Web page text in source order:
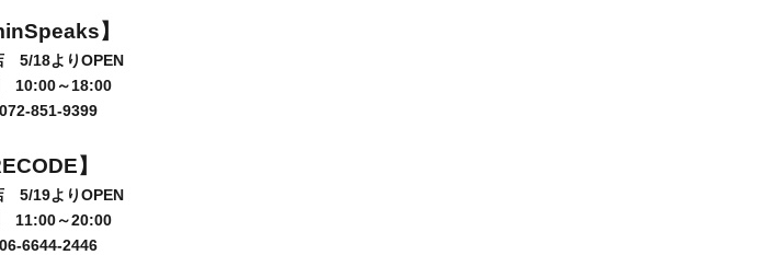
】
5/18よりOPEN
10:00～18:00
851-9399
】
5/19よりOPEN
11:00～20:00
6644-2446